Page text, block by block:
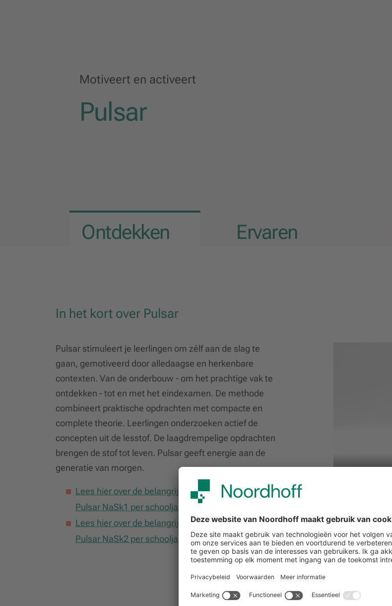
Motiveert en activeert
Pulsar
Ontdekken Ervaren
In het kort over Pulsar
Pulsar stimuleert je leerlingen om zélf aan de slag te
gaan, gemotiveerd door alledaagse en herkenbare
contexten. Van de onderbouw - om het prachtige vak te
ontdekken - tot en met het eindexamen. De methode
combineert praktische opdrachten met compacte en
complete theorie. Leerlingen onderzoeken actief de
concepten uit de lesstof. De laagdrempelige opdrachten
brengen de stof tot leven. Pulsar geeft energie aan de
generatie van morgen.
Lees hier over de belangrijkste vernieuwingen voor
Pulsar NaSk1 per schooljaar 2026-2027
Lees hier over de belangrijkste vernieuwingen voor
Pulsar NaSk2 per schooljaar 2026-2027